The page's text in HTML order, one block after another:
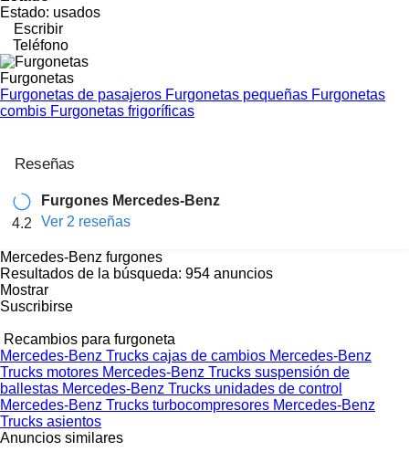
Estado: usados
Escribir
Teléfono
Furgonetas
Furgonetas de pasajeros Furgonetas pequeñas Furgonetas
combis Furgonetas frigoríficas
Reseñas
4.2
Furgones Mercedes-Benz
Ver 2 reseñas
Mercedes-Benz furgones
Resultados de la búsqueda: 954 anuncios
Mostrar
Suscribirse
Recambios para furgoneta
Mercedes-Benz Trucks cajas de cambios Mercedes-Benz
Trucks motores Mercedes-Benz Trucks suspensión de
ballestas Mercedes-Benz Trucks unidades de control
Mercedes-Benz Trucks turbocompresores Mercedes-Benz
Trucks asientos
Anuncios similares